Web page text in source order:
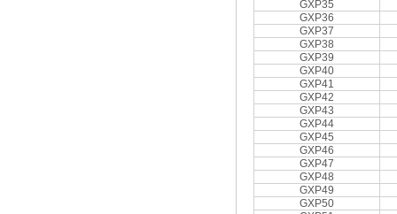
GXP35
GXP36
GXP37
GXP38
GXP39
GXP40
GXP41
GXP42
GXP43
GXP44
GXP45
GXP46
GXP47
GXP48
GXP49
GXP50